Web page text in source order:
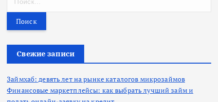
т
Свежие записи
Займхаб: девять лет на рынке каталогов микрозаймов
Финансовые маркетплейсы: как выбрать лучший займ и